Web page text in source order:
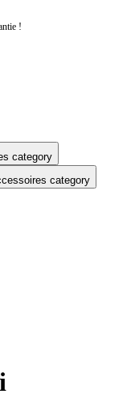
!
category
category